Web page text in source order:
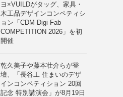
ヨ×VUILDがタッグ、家具・
木工品デザインコンペティシ
ョン「CDM Digi Fab
COMPETITION 2026」を初
開催
乾久美子や藤本壮介らが登
壇、「長谷工 住まいのデザ
インコンペティション 20回
記念 特別講演会」が8月19日